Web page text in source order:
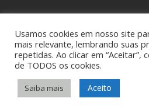
Sideral Comex - Assessoria em
reservados -Política de
Usamos cookies em nosso site
mais relevante, lembrando suas
repetidas. Ao clicar em “Aceitar”,
de TODOS os cookies.
Saiba mais Aceito